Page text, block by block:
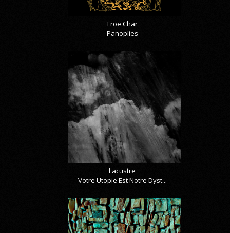
Froe Char
Panoplies
Lacustre
Votre Utopie Est Notre Dyst...